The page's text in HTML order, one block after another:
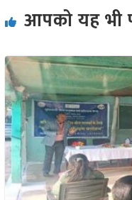
आपको यह